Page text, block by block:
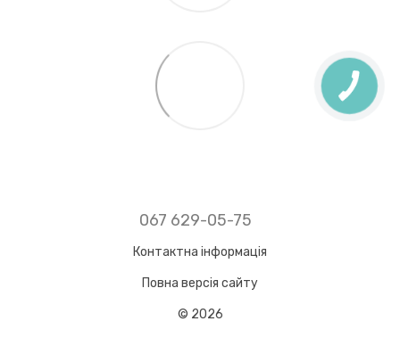
067 629-05-75
Контактна інформація
Повна версія сайту
© 2026